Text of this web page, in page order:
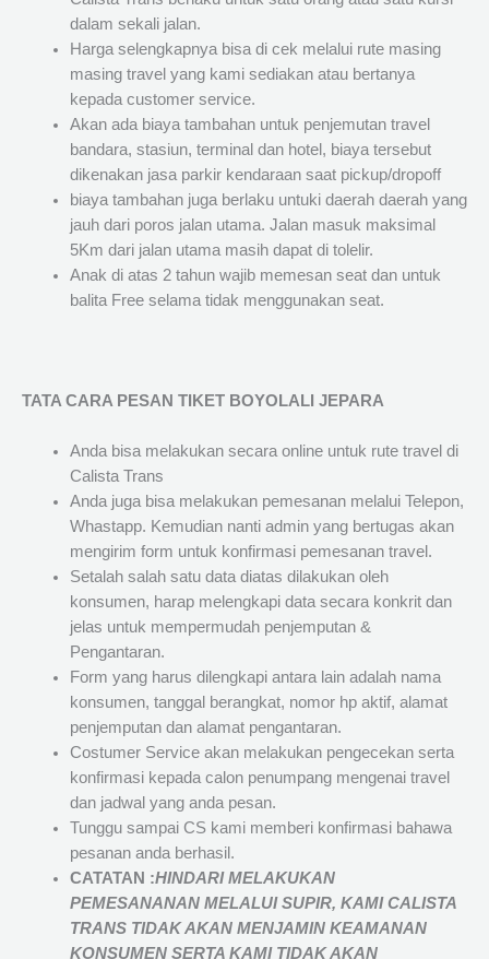
dalam sekali jalan.
Harga selengkapnya bisa di cek melalui rute masing
masing travel yang kami sediakan atau bertanya
kepada customer service.
Akan ada biaya tambahan untuk penjemutan travel
bandara, stasiun, terminal dan hotel, biaya tersebut
dikenakan jasa parkir kendaraan saat pickup/dropoff
biaya tambahan juga berlaku untuki daerah daerah yang
jauh dari poros jalan utama. Jalan masuk maksimal
5Km dari jalan utama masih dapat di tolelir.
Anak di atas 2 tahun wajib memesan seat dan untuk
balita Free selama tidak menggunakan seat.
TATA CARA PESAN TIKET BOYOLALI JEPARA
Anda bisa melakukan secara online untuk rute travel di
Calista Trans
Anda juga bisa melakukan pemesanan melalui Telepon,
Whastapp. Kemudian nanti admin yang bertugas akan
mengirim form untuk konfirmasi pemesanan travel.
Setalah salah satu data diatas dilakukan oleh
konsumen, harap melengkapi data secara konkrit dan
jelas untuk mempermudah penjemputan &
Pengantaran.
Form yang harus dilengkapi antara lain adalah nama
konsumen, tanggal berangkat, nomor hp aktif, alamat
penjemputan dan alamat pengantaran.
Costumer Service akan melakukan pengecekan serta
konfirmasi kepada calon penumpang mengenai travel
dan jadwal yang anda pesan.
Tunggu sampai CS kami memberi konfirmasi bahawa
pesanan anda berhasil.
CATATAN :HINDARI MELAKUKAN
PEMESANANAN MELALUI SUPIR, KAMICALISTA
TRANSTIDAK AKAN MENJAMINKEAMANAN
KONSUMEN SERTA KAMI TIDAK AKAN